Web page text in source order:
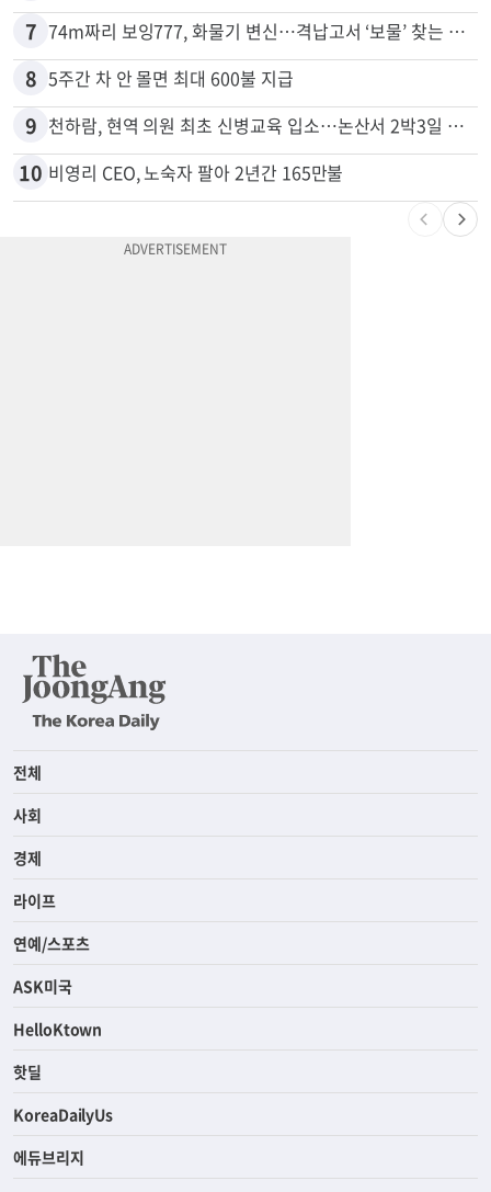
7 74m짜리 보잉777, 화물기 변신…격납고서 ‘보물’ 찾는 인천공항
8 5주간 차 안 몰면 최대 600불 지급
9 천하람, 현역 의원 최초 신병교육 입소…논산서 2박3일 생활
10 비영리 CEO, 노숙자 팔아 2년간 165만불
전체
사회
경제
라이프
연예/스포츠
ASK미국
HelloKtown
핫딜
KoreaDailyUs
에듀브리지